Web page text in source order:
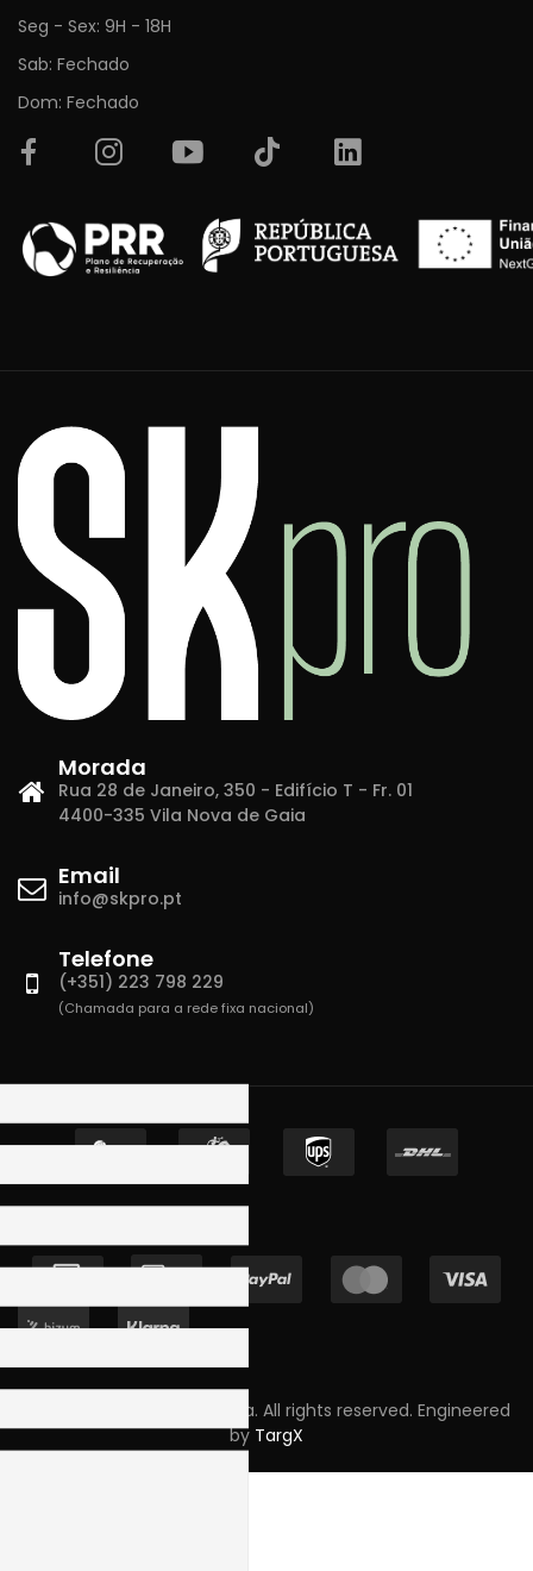
Seg - Sex: 9H - 18H
Sab: Fechado
Dom: Fechado
Morada
Rua 28 de Janeiro, 350 - Edifício T - Fr. 01
4400-335 Vila Nova de Gaia
Email
info@skpro.pt
Telefone
(+351) 223 798 229
(Chamada para a rede fixa nacional)
Copyright © 2023 Skpro, Lda. All rights reserved. Engineered
by TargX